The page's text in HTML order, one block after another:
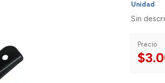
Unidad
Sin
Precio